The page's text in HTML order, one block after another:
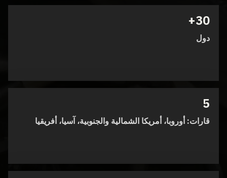
30+
دول
5
قارات: أوروبا، أمريكا الشمالية والجنوبية، آسيا، أفريقيا